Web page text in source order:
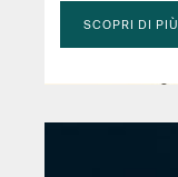
SCOPRI DI PIÙ